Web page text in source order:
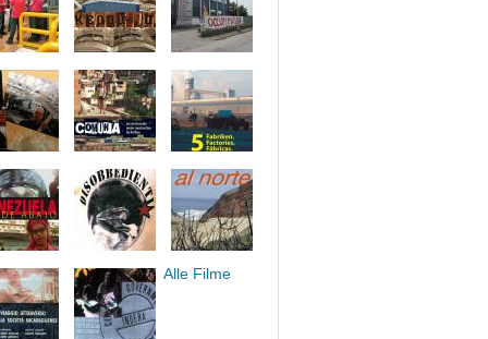
Alle Filme